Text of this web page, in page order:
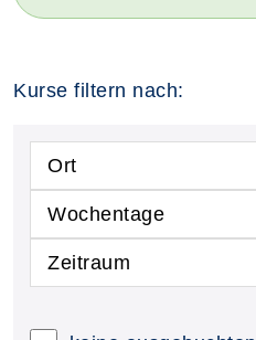
Kurse filtern nach:
Ort
Wochentage
Zeitraum